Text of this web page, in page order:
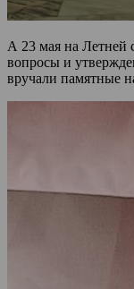
А 23 мая на Летней
вопросы и
вручали памятные